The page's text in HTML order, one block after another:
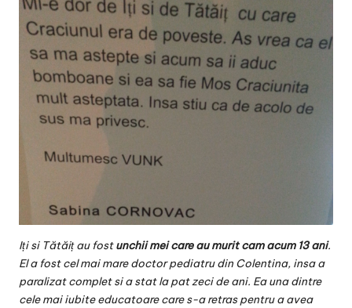
Iți si Tătăiț au fostunchii mei care au murit cam acum 13 ani.
El a fost cel mai mare doctor pediatru din Colentina, insa a
paralizat complet si a stat la pat zeci de ani. Ea una dintre
cele mai iubite educatoare care s-a retras pentru a avea